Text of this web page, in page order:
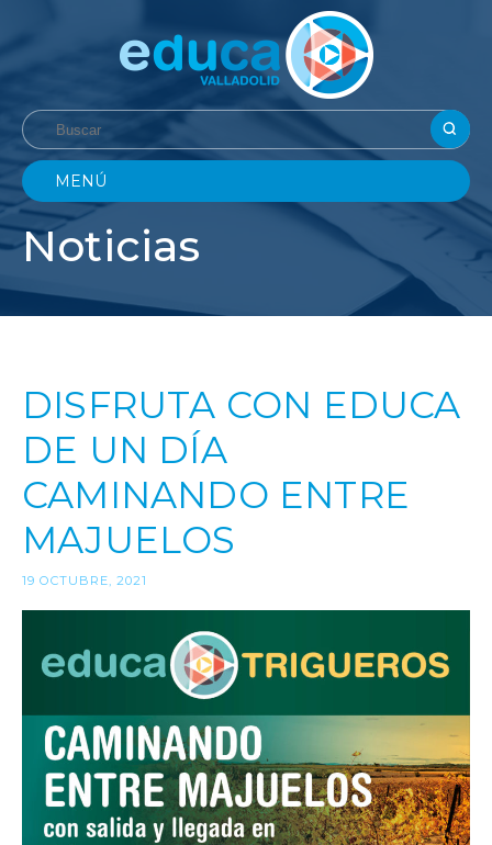
MENÚ
Noticias
DISFRUTA CON EDUCA
DE UN DÍA
CAMINANDO ENTRE
MAJUELOS
19 OCTUBRE, 2021